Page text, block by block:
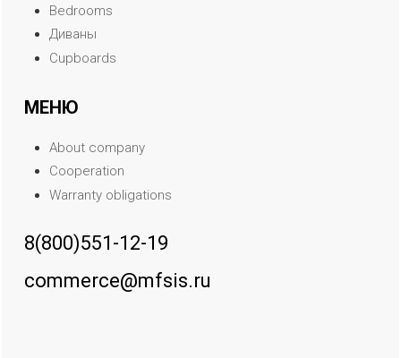
Bedrooms
Диваны
Cupboards
МЕНЮ
About company
Cooperation
Warranty obligations
8(800)551-12-19
commerce@mfsis.ru